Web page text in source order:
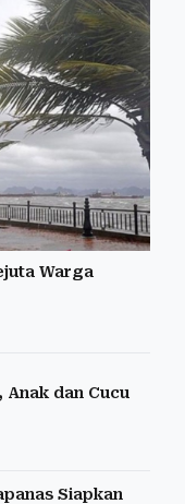
Warga
dan Cucu
Siapkan